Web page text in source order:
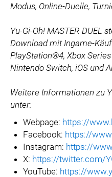
Modus, Online-Duelle,
Yu-Gi-Oh! MASTER DUEL
Download mit Ingame-
PlayStation®4, Xbox Series
Nintendo Switch, iOS und
Weitere Informationen zu
unter:
Webpage: https://
Facebook: https://
Instagram: https://
X: https://twitter.com/
YouTube: https://